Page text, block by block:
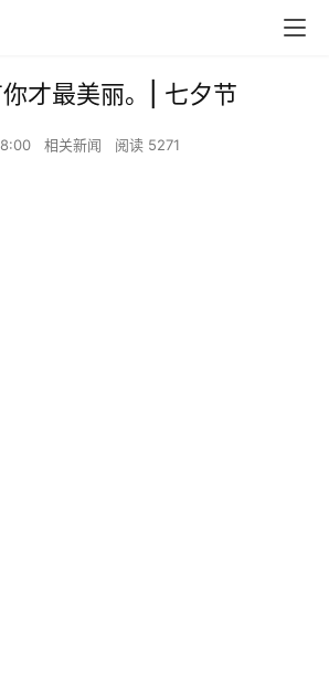
才最美丽。| 七夕节
相关新闻 阅读 5271